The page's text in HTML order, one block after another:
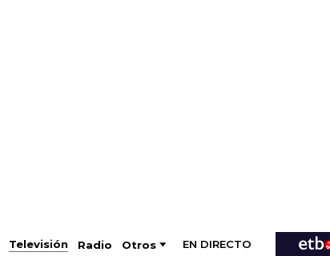
Televisión Radio Otros EN DIRECTO